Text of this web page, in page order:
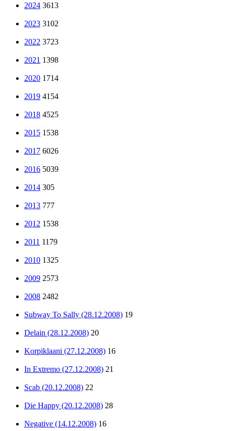
2024 3613
2023 3102
2022 3723
2021 1398
2020 1714
2019 4154
2018 4525
2015 1538
2017 6026
2016 5039
2014 305
2013 777
2012 1538
2011 1179
2010 1325
2009 2573
2008 2482
Subway To Sally (28.12.2008) 19
Delain (28.12.2008) 20
Korpiklaani (27.12.2008) 16
In Extremo (27.12.2008) 21
Scab (20.12.2008) 22
Die Happy (20.12.2008) 28
Negative (14.12.2008) 16